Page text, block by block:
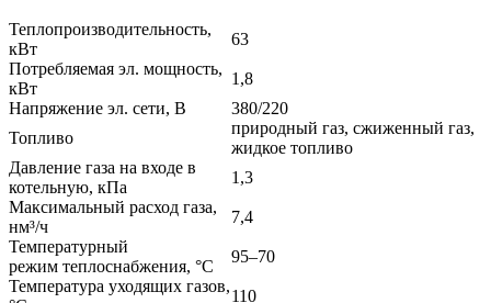
Теплопроизводительность,
кВт
63
Потребляемая эл. мощность,
кВт
1,8
Напряжение эл. сети, В
380/220
Топливо
природный газ, сжиженный газ,
жидкое топливо
Давление газа на входе в
котельную, кПа
1,3
Максимальный расход газа,
нм³/ч
7,4
Температурный
режим теплоснабжения, °С
95–70
Температура уходящих газов,
110